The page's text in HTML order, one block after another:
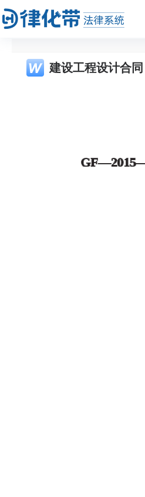
建设工程设计合